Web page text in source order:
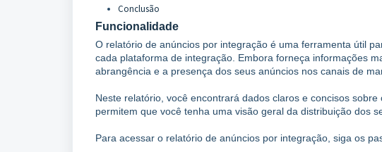
Conclusão
Funcionalidade
O relatório de anúncios por integração é uma ferramenta útil
cada plataforma de integração. Embora forneça informações
abrangência e a presença dos seus anúncios nos canais de
Neste relatório, você encontrará dados claros e concisos
permitem que você tenha uma visão geral da distribuição dos
Para acessar o relatório de anúncios por integração, siga os